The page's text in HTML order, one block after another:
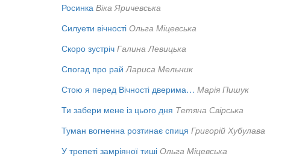
Росинка Віка Яричевська
Силуети вічності Ольга Міцевська
Скоро зустріч Галина Левицька
Спогад про рай Лариса Мельник
Стою я перед Вічності дверима… Марія Пишук
Ти забери мене із цього дня Тетяна Свірська
Туман вогненна розтинає спиця Григорій Хубулава
У трепеті замріяної тиші Ольга Міцевська